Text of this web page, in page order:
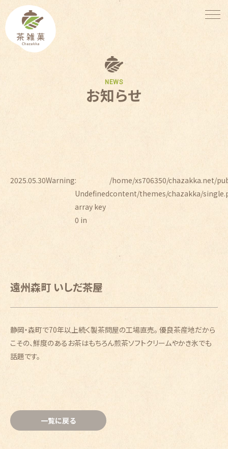
NEWS
お知らせ
2025.05.30Warning:
Undefined
array key
0 in
/home/xs706350/chazakka.net/
content/themes/chazakka/
遠州森町 いしだ茶屋
静岡・森町で70年以上続く製茶問屋の工場直売。 優良茶産地だから
こその、鮮度のあるお茶はもちろん煎茶ソフトクリームやかき氷でも
話題です。
一覧に戻る